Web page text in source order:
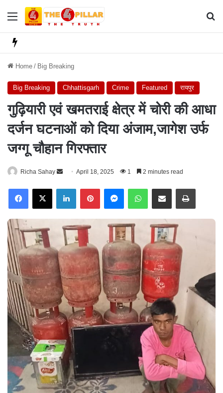
Menu
Home / Big Breaking
Big Breaking Chhattisgarh Crime Featured रायपुर
गुढ़ियारी एवं खमतराई क्षेत्र में चोरी की आधा
दर्जन घटनाओं को दिया अंजाम,जागेश उर्फ
जग्गू चौहान गिरफ्तार
Richa Sahay
n
d
a
n
e
m
a
i
l
April 18, 2025 1 2 minutes read
X